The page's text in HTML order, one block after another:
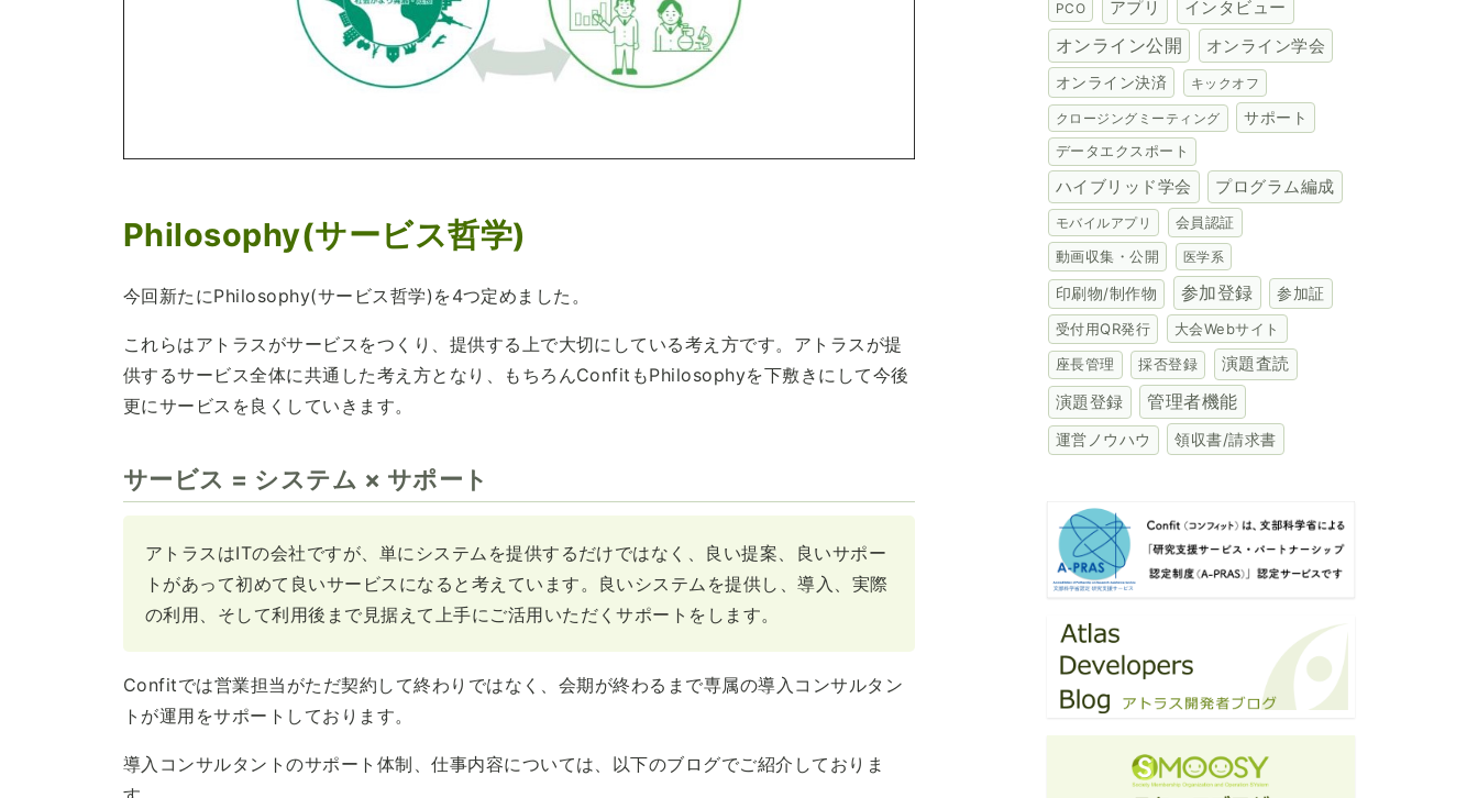
Philosophy(サービス哲学)
今回新たにPhilosophy(サービス哲学)を4つ定めました。
これらはアトラスがサービスをつくり、提供する上で大切にしている考え方です。アトラスが提
供するサービス全体に共通した考え方となり、もちろんConfitもPhilosophyを下敷きにして今後
更にサービスを良くしていきます。
サービス = システム × サポート
アトラスはITの会社ですが、単にシステムを提供するだけではなく、良い提案、良いサポー
トがあって初めて良いサービスになると考えています。良いシステムを提供し、導入、実際
の利用、そして利用後まで見据えて上手にご活用いただくサポートをします。
Confitでは営業担当がただ契約して終わりではなく、会期が終わるまで専属の導入コンサルタン
トが運用をサポートしております。
導入コンサルタントのサポート体制、仕事内容については、以下のブログでご紹介しておりま
PCO アプリ インタビュー
オンライン公開 オンライン学会
オンライン決済 キックオフ
クロージングミーティング サポート
データエクスポート
ハイブリッド学会 プログラム編成
モバイルアプリ
会員認証
動画収集・公開
医学系
印刷物/制作物 参加登録 参加証
受付用QR発行 大会Webサイト
座長管理 採否登録 演題査読
演題登録 管理者機能
運営ノウハウ 領収書/請求書